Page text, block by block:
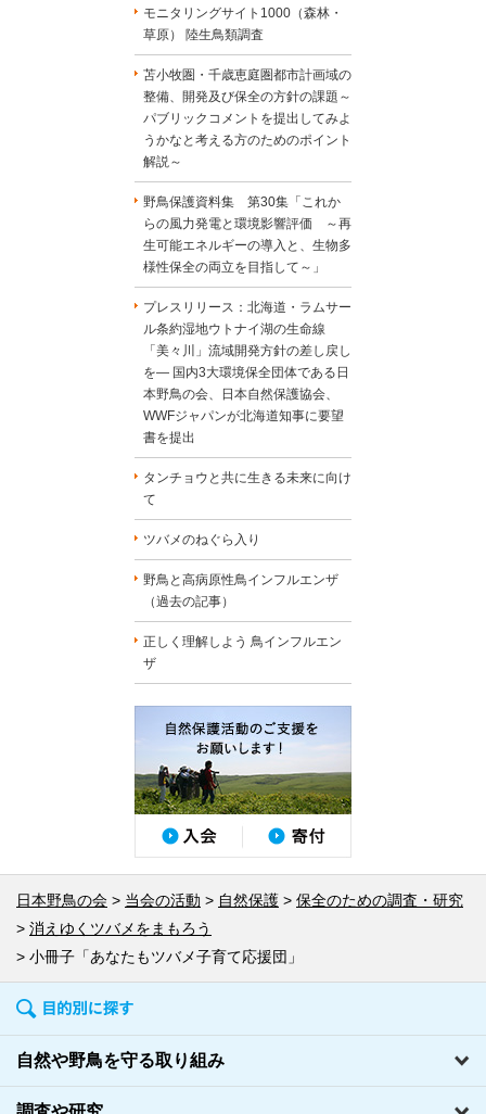
モニタリングサイト1000（森林・
草原） 陸生鳥類調査
苫小牧圏・千歳恵庭圏都市計画域の
整備、開発及び保全の方針の課題～
パブリックコメントを提出してみよ
うかなと考える方のためのポイント
解説～
野鳥保護資料集 第30集「これか
らの風力発電と環境影響評価 ～再
生可能エネルギーの導入と、生物多
様性保全の両立を目指して～」
プレスリリース：北海道・ラムサー
ル条約湿地ウトナイ湖の生命線
「美々川」流域開発方針の差し戻し
を― 国内3大環境保全団体である日
本野鳥の会、日本自然保護協会、
WWFジャパンが北海道知事に要望
書を提出
タンチョウと共に生きる未来に向け
て
ツバメのねぐら入り
野鳥と高病原性鳥インフルエンザ
（過去の記事）
正しく理解しよう 鳥インフルエン
ザ
日本野鳥の会 当会の活動 自然保護
保全のための調査・研究
消えゆくツバメをまもろう
小冊子「あなたもツバメ子育て応援団」
自然や野鳥を守る取り組み